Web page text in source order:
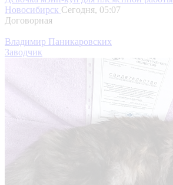
Новосибирск Сегодня, 05:07
Договорная
Владимир Паникаровских
Заводчик